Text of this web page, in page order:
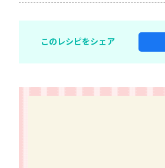
このレシピをシェア